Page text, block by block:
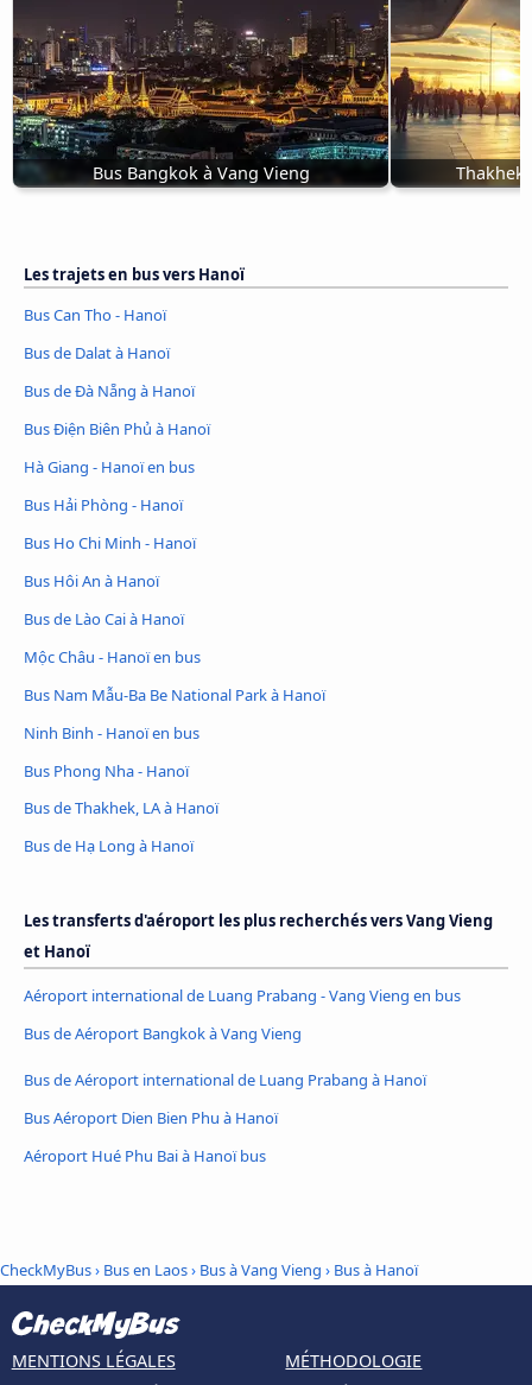
Bus Bangkok à Vang Vieng
Les trajets en bus vers Hanoï
Bus Can Tho - Hanoï
Bus de Dalat à Hanoï
Bus de Đà Nẵng à Hanoï
Bus Ðiện Biên Phủ à Hanoï
Hà Giang - Hanoï en bus
Bus Hải Phòng - Hanoï
Bus Ho Chi Minh - Hanoï
Bus Hôi An à Hanoï
Bus de Lào Cai à Hanoï
Mộc Châu - Hanoï en bus
Bus Nam Mẫu-Ba Be National Park à Hanoï
Ninh Binh - Hanoï en bus
Bus Phong Nha - Hanoï
Bus de Thakhek, LA à Hanoï
Bus de Hạ Long à Hanoï
Les transferts d'aéroport les plus recherchés vers Vang Vieng
et Hanoï
Aéroport international de Luang Prabang - Vang Vieng en bus
Bus de Aéroport Bangkok à Vang Vieng
Bus de Aéroport international de Luang Prabang à Hanoï
Bus Aéroport Dien Bien Phu à Hanoï
Aéroport Hué Phu Bai à Hanoï bus
CheckMyBus› Bus en Laos› Bus à Vang Vieng › Bus à Hanoï
MENTIONS LÉGALES
MÉTHODOLOGIE